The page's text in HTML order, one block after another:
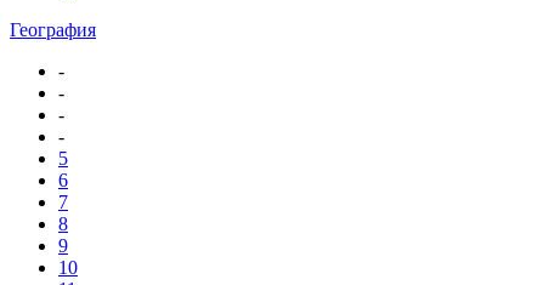
География
-
-
-
-
5
6
7
8
9
10